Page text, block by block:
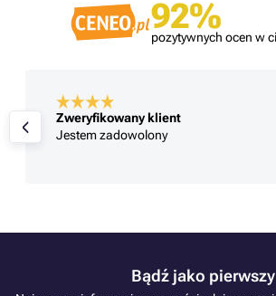
92%
pozytywnych ocen w
Zweryfikowany klient
Jestem zadowolony
Bądź jako pierwszy